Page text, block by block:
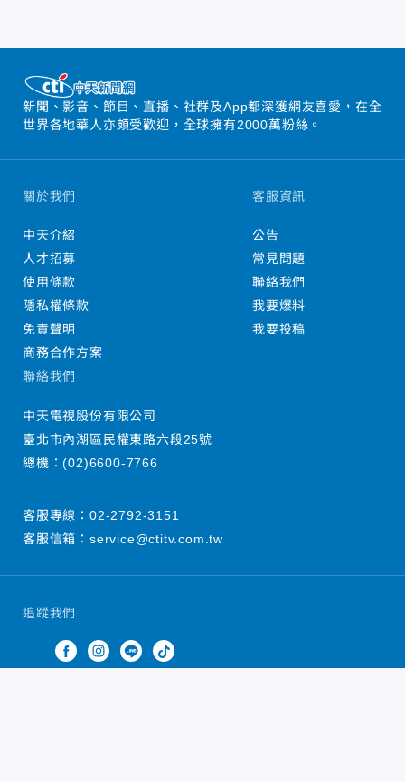
新聞、影音、節目、直播、社群及App都深獲網友喜愛，在全
世界各地華人亦頗受歡迎，全球擁有2000萬粉絲。
追蹤我們
關於我們
中天介紹
人才招募
使用條款
隱私權條款
免責聲明
商務合作方案
客服資訊
公告
常見問題
聯絡我們
我要爆料
我要投稿
聯絡我們
中天電視股份有限公司
臺北市內湖區民權東路六段25號
總機：(02)6600-7766
客服專線： 02-2792-3151
客服信箱： service@ctitv.com.tw